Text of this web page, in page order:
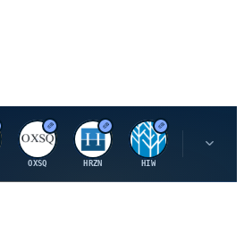
O
OXSQ
H
HRZN
H
HIW
U